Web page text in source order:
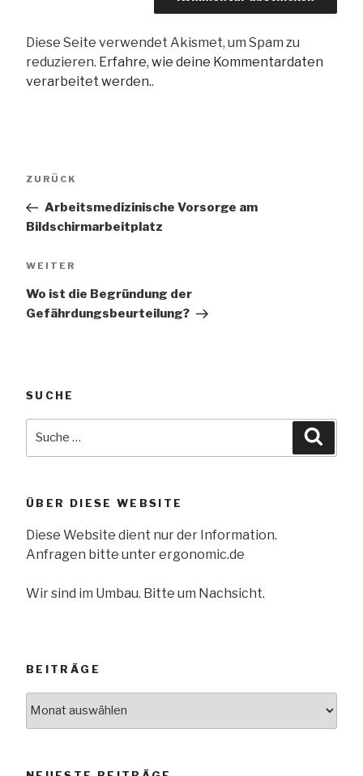
Diese Seite verwendet Akismet, um Spam zu
reduzieren. Erfahre, wie deine Kommentardaten
verarbeitet werden..
Vorheriger
ZURÜCK
Arbeitsmedizinische Vorsorge am
Bildschirmarbeitplatz
Nächster
WEITER
Wo ist die Begründung der
Gefährdungsbeurteilung?
SUCHE
nach:
ÜBER DIESE WEBSITE
Diese Website dient nur der Information.
Anfragen bitte unter ergonomic.de
Wir sind im Umbau. Bitte um Nachsicht.
BEITRÄGE